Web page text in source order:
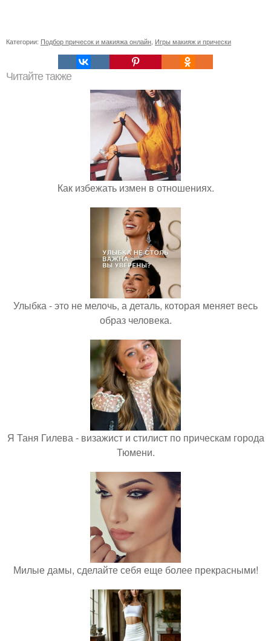
Категории: Подбор причесок и макияжа онлайн Игры макияж и прически
Читайте также
Как избежать измен в отношениях.
Улыбка - это не мелочь, а деталь, которая меняет весь
образ человека.
Я Таня Гилева - визажист и стилист по прическам города
Тюмени.
Милые дамы, сделайте себя еще более прекрасными!